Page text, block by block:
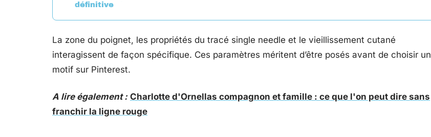
définitive
La zone du poignet, les propriétés du tracé single needle et le vieillissement cutané
interagissent de façon spécifique. Ces paramètres méritent d’être posés avant de choisir un
motif sur Pinterest.
A lire également : Charlotte d'Ornellas compagnon et famille : ce que l'on peut dire sans
franchir la ligne rouge